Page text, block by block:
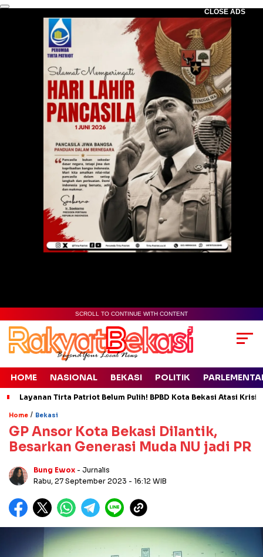
CLOSE ADS
SCROLL TO CONTINUE WITH CONTENT
HOME NASIONAL BEKASI POLITIK
Layanan Tirta Patriot Belum Pulih! BPBD Kota Bekasi Atasi
Home / Bekasi
GP Ansor Kota Bekasi Dilantik,
Besarkan Generasi Muda NU jadi PR
Bung Ewox - Jurnalis
Rabu, 27 September 2023 - 16:12 WIB